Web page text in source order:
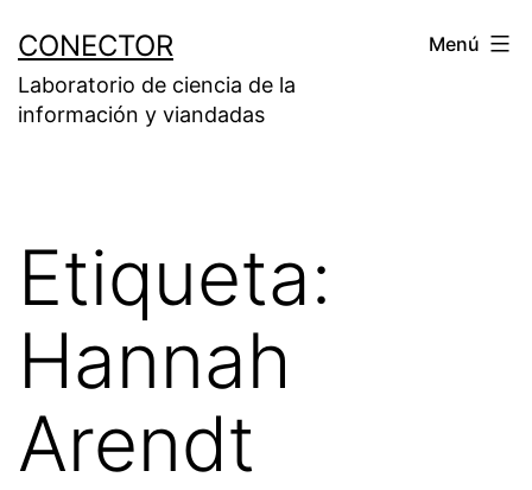
contenido
CONECTOR
Laboratorio de ciencia de la
información y viandadas
Menú
Etiqueta:
Hannah
Arendt